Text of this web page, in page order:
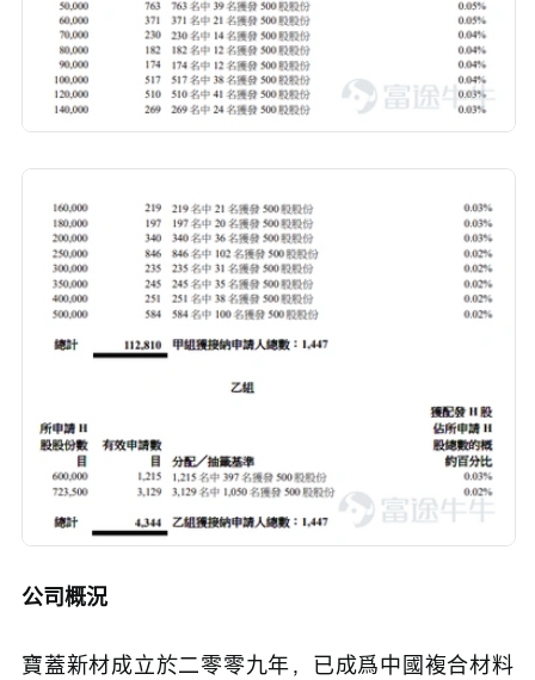
公司概況
寶蓋新材成立於二零零九年，已成爲中國複合材料